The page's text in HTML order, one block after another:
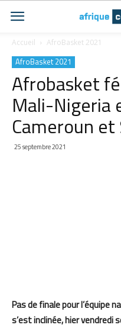
Accueil AfroBasket 2021
AfroBasket 2021
Afrobasket
Mali-Nigeria
Cameroun
25 septembre 2021
Pas de finale pour l’équipe
s’est inclinée,hiervendredi